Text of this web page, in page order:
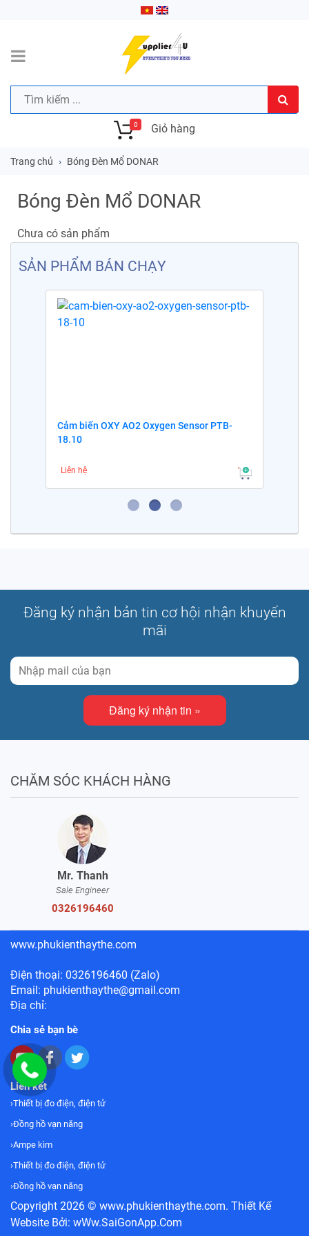
0 Giỏ hàng
Trang chủ Bóng Đèn Mổ DONAR
Bóng Đèn Mổ DONAR
Chưa có sản phẩm
SẢN PHẨM BÁN CHẠY
Cảm biến OXY AO2 Oxygen Sensor PTB-
18.10
Liên hệ
Đăng ký nhận bản tin cơ hội nhận khuyến
mãi
Đăng ký nhận tin »
CHĂM SÓC KHÁCH HÀNG
Mr. Thanh
Sale Engineer
0326196460
www.phukienthaythe.com
Điện thoại: 0326196460 (Zalo)
Email: phukienthaythe@gmail.com
Địa chỉ:
Chia sẻ bạn bè
Liên kết
Thiết bị đo điện, điện tử
Đồng hồ vạn năng
Ampe kìm
Thiết bị đo điện, điện tử
Đồng hồ vạn năng
Copyright 2026 © www.phukienthaythe.com. Thiết Kế
Website Bởi: wWw.SaiGonApp.Com